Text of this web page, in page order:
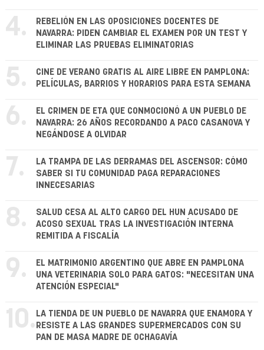
4.
REBELIÓN EN LAS OPOSICIONES DOCENTES DE
NAVARRA: PIDEN CAMBIAR EL EXAMEN POR UN TEST Y
ELIMINAR LAS PRUEBAS ELIMINATORIAS
5.
CINE DE VERANO GRATIS AL AIRE LIBRE EN PAMPLONA:
PELÍCULAS, BARRIOS Y HORARIOS PARA ESTA SEMANA
6.
EL CRIMEN DE ETA QUE CONMOCIONÓ A UN PUEBLO DE
NAVARRA: 26 AÑOS RECORDANDO A PACO CASANOVA Y
NEGÁNDOSE A OLVIDAR
7.
LA TRAMPA DE LAS DERRAMAS DEL ASCENSOR: CÓMO
SABER SI TU COMUNIDAD PAGA REPARACIONES
INNECESARIAS
8.
SALUD CESA AL ALTO CARGO DEL HUN ACUSADO DE
ACOSO SEXUAL TRAS LA INVESTIGACIÓN INTERNA
REMITIDA A FISCALÍA
9.
EL MATRIMONIO ARGENTINO QUE ABRE EN PAMPLONA
UNA VETERINARIA SOLO PARA GATOS: "NECESITAN UNA
ATENCIÓN ESPECIAL"
10. LA TIENDA DE UN PUEBLO DE NAVARRA QUE ENAMORA Y
RESISTE A LAS GRANDES SUPERMERCADOS CON SU
PAN DE MASA MADRE DE OCHAGAVÍA